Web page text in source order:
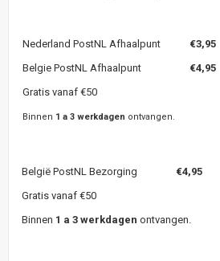
Nederland PostNL Afhaalpunt €3,95
Belgie PostNL Afhaalpunt
€4,95
Gratis vanaf €50
Binnen 1 a 3 werkdagen ontvangen.
België PostNL Bezorging €4,95
Gratis vanaf €50
Binnen 1 a 3 werkdagen ontvangen.